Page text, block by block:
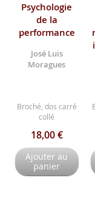
Psychologie
de la
performance
José Luis
Moragues
Broché, dos carré
collé
18,00 €
Ajouter au
panier